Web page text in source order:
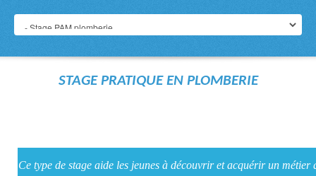
STAGE PRATIQUE EN PLOMBERIE
Ce type de stage aide les jeunes à découvrir et acquérir un